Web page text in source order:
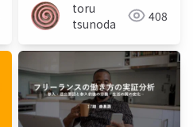
toru
tsunoda
408